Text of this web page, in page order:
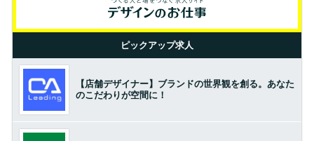
ピックアップ求人
【店舗デザイナー】ブランドの世界観を創る。あなた
のこだわりが空間に！